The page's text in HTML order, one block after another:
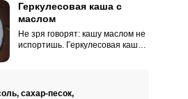
Геркулесовая каша с
маслом
Не зря говорят: кашу маслом не
испортишь. Геркулесовая каша
сахар-песок,